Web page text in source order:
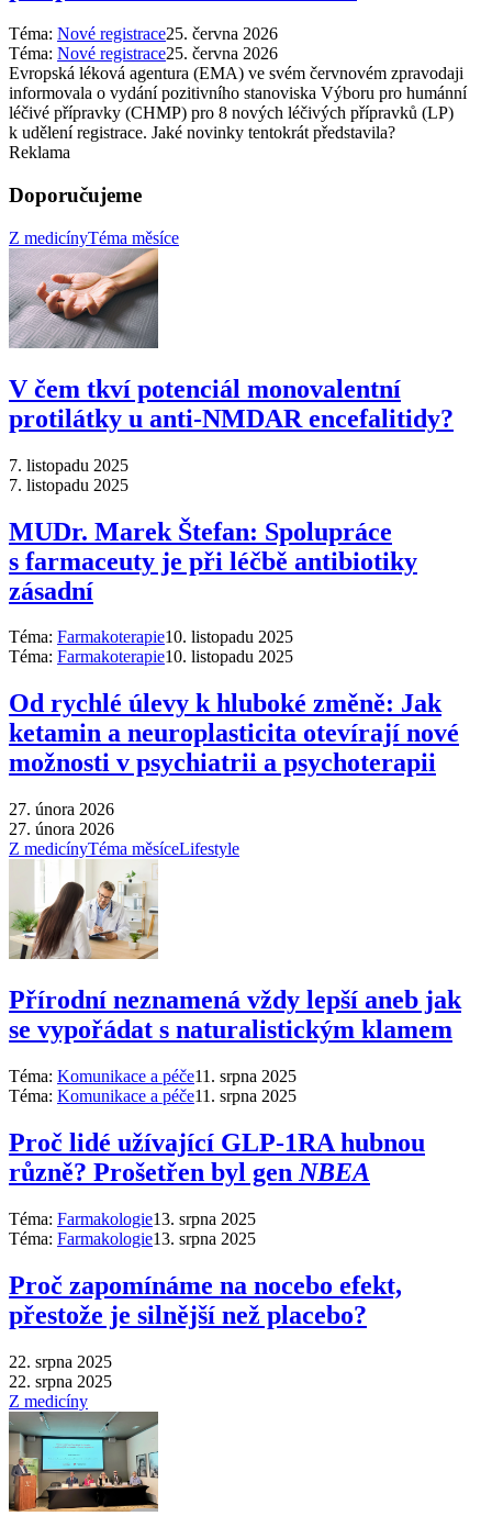
Téma: Nové registrace25. června 2026
Téma: Nové registrace25. června 2026
Evropská léková agentura (EMA) ve svém červnovém zpravodaji
informovala o vydání pozitivního stanoviska Výboru pro humánní
léčivé přípravky (CHMP) pro 8 nových léčivých přípravků (LP)
k udělení registrace. Jaké novinky tentokrát představila?
Reklama
Doporučujeme
Z medicínyTéma měsíce
V čem tkví potenciál monovalentní
protilátky u anti-NMDAR encefalitidy?
7. listopadu 2025
7. listopadu 2025
MUDr. Marek Štefan: Spolupráce
s farmaceuty je při léčbě antibiotiky
zásadní
Téma: Farmakoterapie10. listopadu 2025
Téma: Farmakoterapie10. listopadu 2025
Od rychlé úlevy k hluboké změně: Jak
ketamin a neuroplasticita otevírají nové
možnosti v psychiatrii a psychoterapii
27. února 2026
27. února 2026
Z medicínyTéma měsíceLifestyle
Přírodní neznamená vždy lepší aneb jak
se vypořádat s naturalistickým klamem
Téma: Komunikace a péče11. srpna 2025
Téma: Komunikace a péče11. srpna 2025
Proč lidé užívající GLP-1RA hubnou
různě? Prošetřen byl gen NBEA
Téma: Farmakologie13. srpna 2025
Téma: Farmakologie13. srpna 2025
Proč zapomínáme na nocebo efekt,
přestože je silnější než placebo?
22. srpna 2025
22. srpna 2025
Z medicíny